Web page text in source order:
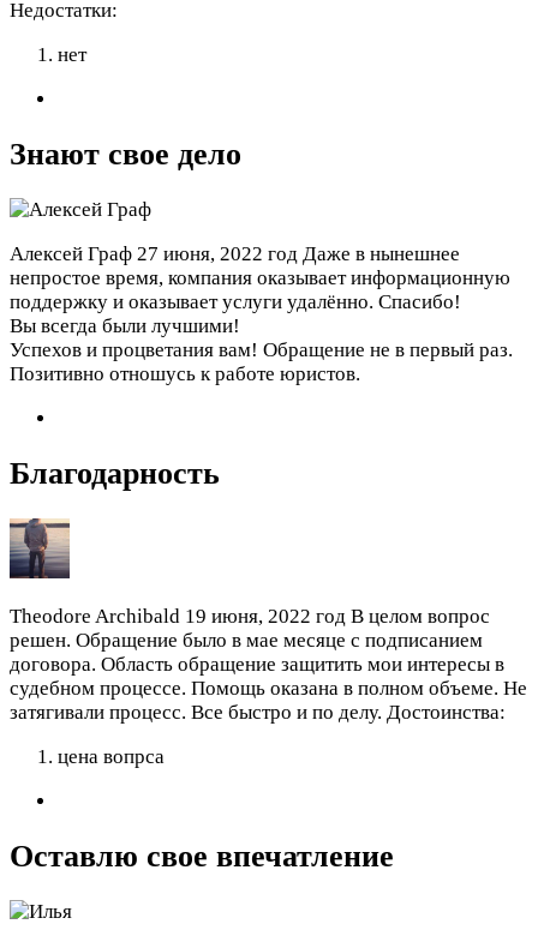
Недостатки:
нет
Знают свое дело
Алексей Граф 27 июня, 2022 год Даже в нынешнее
непростое время, компания оказывает информационную
поддержку и оказывает услуги удалённо. Спасибо!
Вы всегда были лучшими!
Успехов и процветания вам! Обращение не в первый раз.
Позитивно отношусь к работе юристов.
Благодарность
Theodore Archibald 19 июня, 2022 год В целом вопрос
решен. Обращение было в мае месяце с подписанием
договора. Область обращение защитить мои интересы в
судебном процессе. Помощь оказана в полном объеме. Не
затягивали процесс. Все быстро и по делу. Достоинства:
цена вопрса
Оставлю свое впечатление